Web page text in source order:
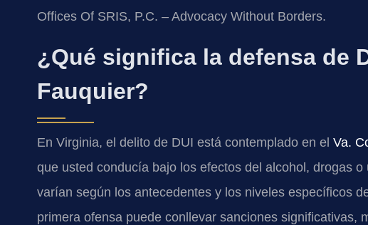
Offices Of SRIS, P.C. – Advocacy Without Borders.
¿Qué significa la defensa de
Fauquier?
En Virginia, el delito de DUI está contemplado en el Va.
que usted conducía bajo los efectos del alcohol, drogas
varían según los antecedentes y los niveles específicos
primera ofensa puede conllevar sanciones significativas,